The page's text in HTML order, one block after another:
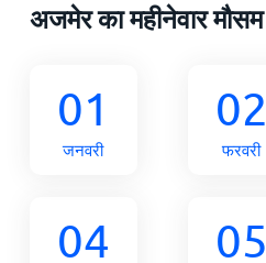
अजमेर का महीनेवार मौसम
01
जनवरी
02
फरवरी
04 05